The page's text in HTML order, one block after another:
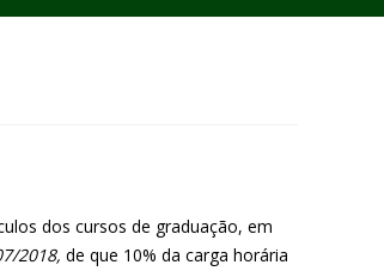
dos cursos de graduação, em
2018, de que 10% da carga horária